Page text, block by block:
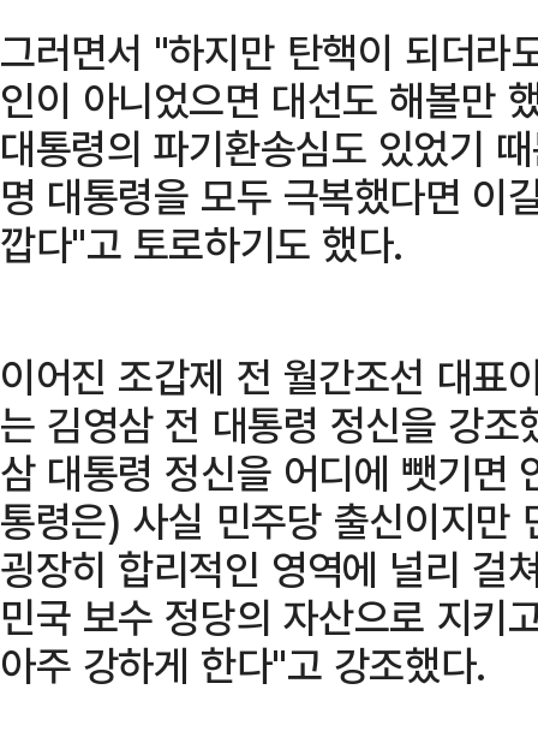
그러면서 "하지만 탄핵이 되더라
인이 아니었으면 대선도 해볼만
대통령의 파기환송심도 있었기
명 대통령을 모두 극복했다면 이
깝다"고 토로하기도 했다.
이어진 조갑제 전 월간조선 대표
는 김영삼 전 대통령 정신을 강
삼 대통령 정신을 어디에 뺏기면
통령은) 사실 민주당 출신이지만
굉장히 합리적인 영역에 널리 걸
민국 보수 정당의 자산으로 지키
아주 강하게 한다"고 강조했다.